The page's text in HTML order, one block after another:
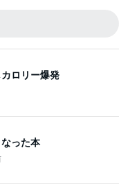
った本
ん言葉